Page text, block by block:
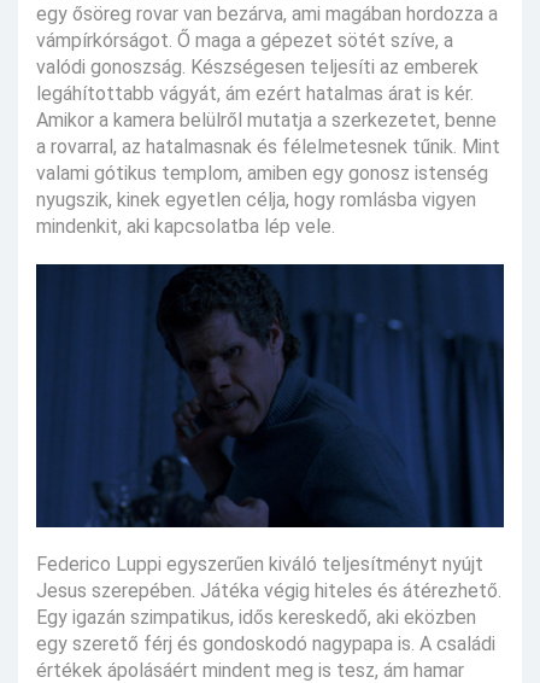
egy ősöreg rovar van bezárva, ami magában hordozza a
vámpírkórságot. Ő maga a gépezet sötét szíve, a
valódi gonoszság. Készségesen teljesíti az emberek
legáhítottabb vágyát, ám ezért hatalmas árat is kér.
Amikor a kamera belülről mutatja a szerkezetet, benne
a rovarral, az hatalmasnak és félelmetesnek tűnik. Mint
valami gótikus templom, amiben egy gonosz istenség
nyugszik, kinek egyetlen célja, hogy romlásba vigyen
mindenkit, aki kapcsolatba lép vele.
Federico Luppi egyszerűen kiváló teljesítményt nyújt
Jesus szerepében. Játéka végig hiteles és átérezhető.
Egy igazán szimpatikus, idős kereskedő, aki eközben
egy szerető férj és gondoskodó nagypapa is. A családi
értékek ápolásáért mindent meg is tesz, ám hamar